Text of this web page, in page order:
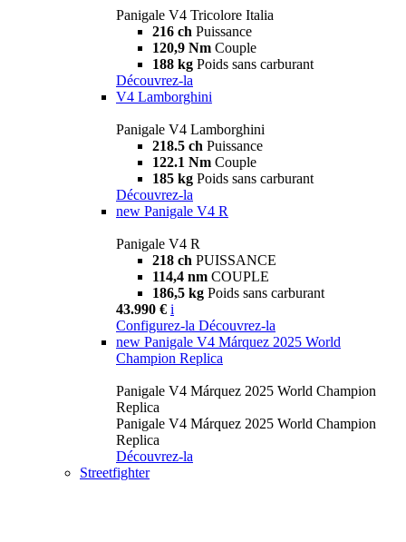
Panigale V4 Tricolore Italia
216 ch Puissance
120,9 Nm Couple
188 kg Poids sans carburant
Découvrez-la
V4 Lamborghini
Panigale V4 Lamborghini
218.5 ch Puissance
122.1 Nm Couple
185 kg Poids sans carburant
Découvrez-la
new Panigale V4 R
Panigale V4 R
218 ch PUISSANCE
114,4 nm COUPLE
186,5 kg Poids sans carburant
43.990 € i
Configurez-la Découvrez-la
new Panigale V4 Márquez 2025 World
Champion Replica
Panigale V4 Márquez 2025 World Champion
Replica
Panigale V4 Márquez 2025 World Champion
Replica
Découvrez-la
Streetfighter